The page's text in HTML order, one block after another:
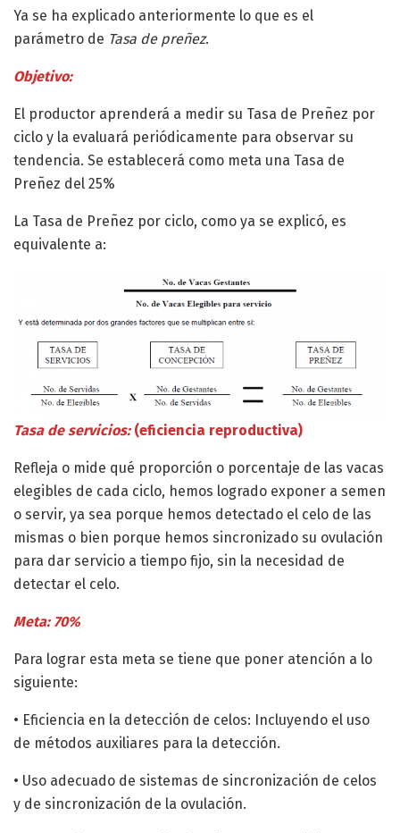
Ya se ha explicado anteriormente lo que es el
parámetro de Tasa de preñez.
Objetivo:
El productor aprenderá a medir su Tasa de Preñez por
ciclo y la evaluará periódicamente para observar su
tendencia. Se establecerá como meta una Tasa de
Preñez del 25%
La Tasa de Preñez por ciclo, como ya se explicó, es
equivalente a:
Tasa de servicios: (eficiencia reproductiva)
Refleja o mide qué proporción o porcentaje de las vacas
elegibles de cada ciclo, hemos logrado exponer a semen
o servir, ya sea porque hemos detectado el celo de las
mismas o bien porque hemos sincronizado su ovulación
para dar servicio a tiempo fijo, sin la necesidad de
detectar el celo.
Meta: 70%
Para lograr esta meta se tiene que poner atención a lo
siguiente:
• Eficiencia en la detección de celos: Incluyendo el uso
de métodos auxiliares para la detección.
• Uso adecuado de sistemas de sincronización de celos
y de sincronización de la ovulación.